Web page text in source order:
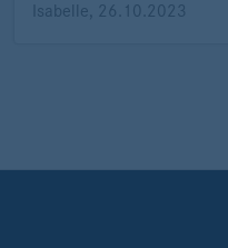
Isabelle
26.10.2023